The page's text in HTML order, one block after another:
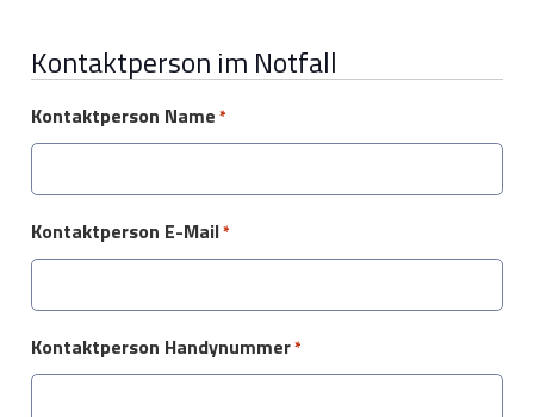
Kontaktperson im Notfall
Kontaktperson Name *
Kontaktperson E-Mail*
Kontaktperson Handynummer*